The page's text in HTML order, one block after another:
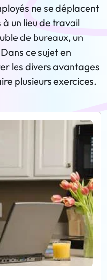
ne se déplacent
un lieu de travail
de bureaux, un
ce sujet en
les divers avantages
plusieurs exercices.